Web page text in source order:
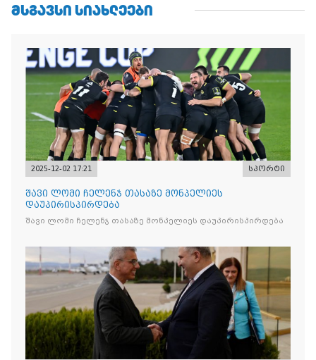
ᲛᲡᲒᲐᲕᲡᲘ ᲡᲘᲐᲮᲚᲔᲔᲑᲘ
2025-12-02 17:21 სპორტი
შავი ლომი ჩელენჯ თასაზე მონპელიეს
დაუპირისპირდება
შავი ლომი ჩელენჯ თასაზე მონპელიეს დაუპირისპირდება